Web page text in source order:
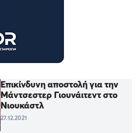
Επικίνδυνη αποστολή για την
Μάντσεστερ Γιουνάιτεντ στο
Νιουκάστλ
27.12.2021